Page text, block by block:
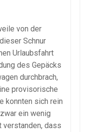
von der
Schnur
Urlaubsfahrt
des Gepäcks
durchbrach,
provisorische
konnten sich rein
ein wenig
verstanden, dass